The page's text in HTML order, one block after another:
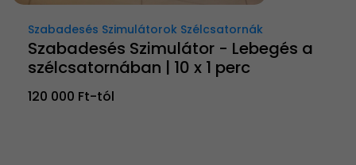
Szabadesés Szimulátorok Szélcsatornák
Szabadesés Szimulátor - Lebegés a
szélcsatornában | 10 x 1 perc
120 000 Ft-tól